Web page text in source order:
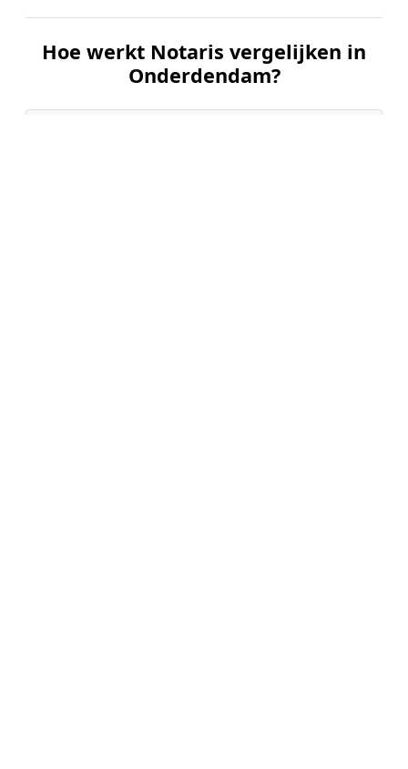
Hoe werkt Notaris vergelijken in
Onderdendam?